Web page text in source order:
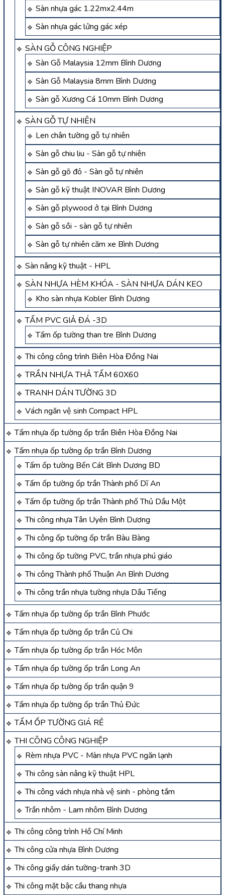
Sàn nhựa gác 1.22mx2.44m
Sàn nhựa gác lửng gác xép
SÀN GỖ CÔNG NGHIỆP
Sàn Gỗ Malaysia 12mm Bình Dương
Sàn Gỗ Malaysia 8mm Bình Dương
Sàn gỗ Xương Cá 10mm Bình Dương
SÀN GỖ TỰ NHIÊN
Len chân tường gỗ tự nhiên
Sàn gỗ chiu liu - Sàn gỗ tự nhiên
Sàn gỗ gõ đỏ - Sàn gỗ tự nhiên
Sàn gỗ kỹ thuật INOVAR Bình Dương
Sàn gỗ plywood ở tại Bình Dương
Sàn gỗ sồi - sàn gỗ tự nhiên
Sàn gỗ tự nhiên căm xe Bình Dương
Sàn nâng kỹ thuật - HPL
SÀN NHỰA HÈM KHÓA - SÀN NHỰA DÁN KEO
Kho sàn nhựa Kobler Bình Dương
TẤM PVC GIẢ ĐÁ -3D
Tấm ốp tường than tre Bình Dương
Thi công công trình Biên Hòa Đồng Nai
TRẦN NHỰA THẢ TẤM 60X60
TRANH DÁN TƯỜNG 3D
Vách ngăn vệ sinh Compact HPL
Tấm nhựa ốp tường ốp trần Biên Hòa Đồng Nai
Tấm nhựa ốp tường ốp trần Bình Dương
Tấm ốp tường Bến Cát Bình Dương BD
Tấm ốp tường ốp trần Thành phố Dĩ An
Tấm ốp tường ốp trần Thành phố Thủ Dầu Một
Thi công nhựa Tân Uyên Bình Dương
Thi công ốp tường ốp trần Bàu Bàng
Thi công ốp tường PVC, trần nhựa phú giáo
Thi công Thành phố Thuận An Bình Dương
Thi công trần nhựa tường nhựa Dầu Tiếng
Tấm nhựa ốp tường ốp trần Bình Phước
Tấm nhựa ốp tường ốp trần Củ Chi
Tấm nhựa ốp tường ốp trần Hóc Môn
Tấm nhựa ốp tường ốp trần Long An
Tấm nhựa ốp tường ốp trần quận 9
Tấm nhựa ốp tường ốp trần Thủ Đức
TẤM ỐP TƯỜNG GIÁ RẺ
THI CÔNG CÔNG NGHIỆP
Rèm nhựa PVC - Màn nhựa PVC ngăn lạnh
Thi công sàn nâng kỹ thuật HPL
Thi công vách nhựa nhà vệ sinh - phòng tắm
Trần nhôm - Lam nhôm Bình Dương
Thi công công trình Hồ Chí Minh
Thi công cửa nhựa Bình Dương
Thi công giấy dán tường-tranh 3D
Thi công mặt bậc cầu thang nhựa